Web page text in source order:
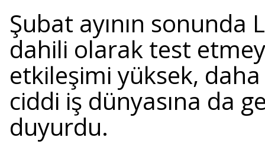
Şubat ayının sonunda
dahili olarak test
etkileşimi yüksek,
ciddi iş dünyasına da
duyurdu.